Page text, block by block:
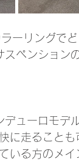
ーリングで
ペンション
ューロモデ
に走ること
いる方のメ